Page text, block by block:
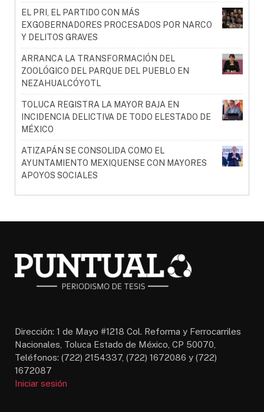
EL PRI, EL PARTIDO CON MÁS
EXGOBERNADORES PROCESADOS POR NARCO
Y DELITOS GRAVES
ARRANCA LA TRANSFORMACIÓN DEL
ZOOLÓGICO DEL PARQUE DEL PUEBLO EN
NEZAHUALCÓYOTL
TOLUCA REGISTRA LA MAYOR BAJA EN
INCIDENCIA DELICTIVA DE TODO ELESTADO DE
MÉXICO
ATIZAPÁN SE CONSOLIDA COMO EL
AYUNTAMIENTO MEXIQUENSE CON MAYORES
APOYOS SOCIALES
Dirección: 1 de Mayo #1218 Col. Reforma y Ferrocarriles
Nacionales, Toluca Estado de México, CP 50070,
Teléfonos: (722) 2154337, (722) 1672086 y (722)
1672087
Iniciar sesión